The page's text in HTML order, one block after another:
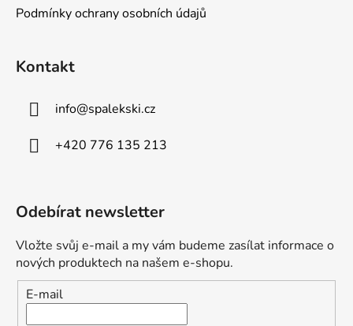
Podmínky ochrany osobních údajů
Kontakt
info@spalekski.cz
+420 776 135 213
Odebírat newsletter
Vložte svůj e-mail a my vám budeme zasílat informace o
nových produktech na našem e-shopu.
E-mail